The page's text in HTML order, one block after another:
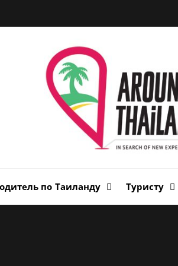
по Таиланду Туристу